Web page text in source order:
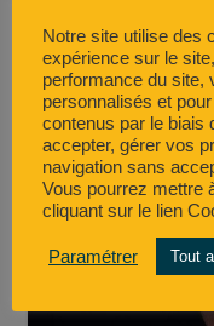
Notre site utilise des
expérience sur le
performance du site,
personnalisés et
contenus par le biais
accepter, gérer vos
navigation sans
Vous pourrez mettre
cliquant sur le lien
Paramétrer Tout